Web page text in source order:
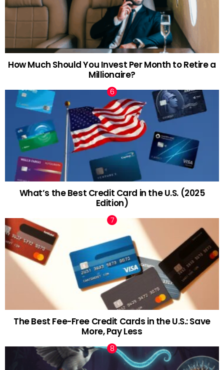
How Much Should You Invest Per Month to Retire a
Millionaire?
What’s the Best Credit Card in the U.S. (2025
Edition)
The Best Fee-Free Credit Cards in the U.S.: Save
More, Pay Less